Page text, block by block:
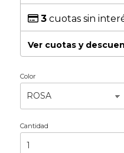
3cuotas sin
Ver cuotas y
Color
Cantidad